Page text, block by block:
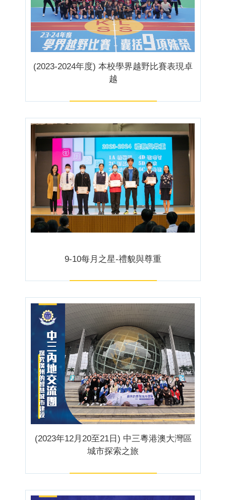
(2023-2024年度) 本校學界越野比賽表現卓
越
9-10每月之星-禮貌與尊重
(2023年12月20至21日) 中三粵港澳大灣區
城市探索之旅